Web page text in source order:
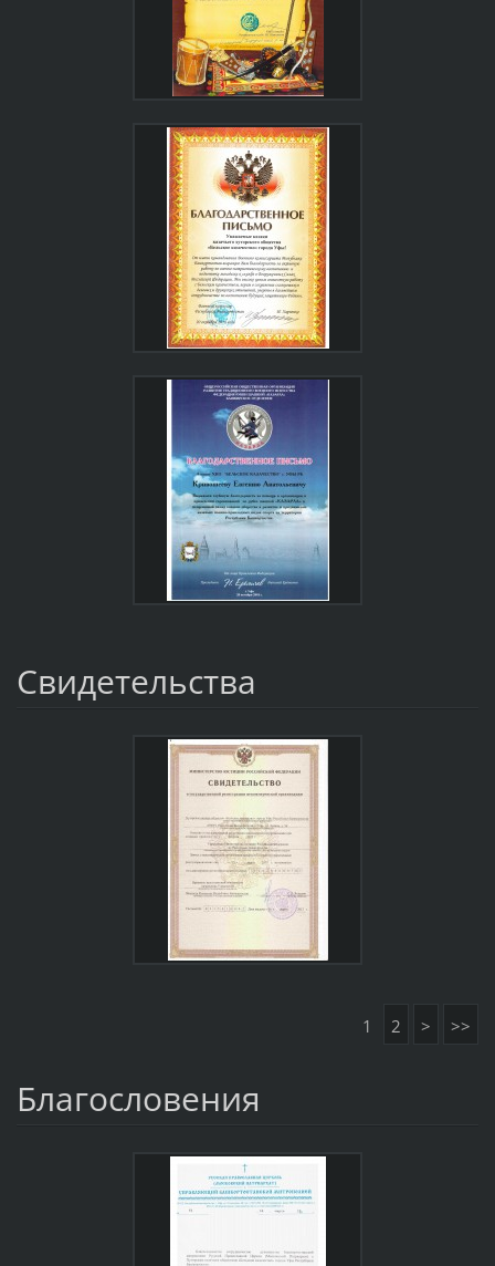
Свидетельства
1 2 > >>
Благословения